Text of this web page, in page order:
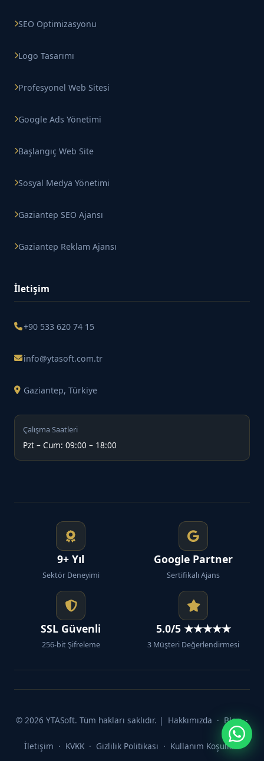
SEO Optimizasyonu
Logo Tasarımı
Profesyonel Web Sitesi
Google Ads Yönetimi
Başlangıç Web Site
Sosyal Medya Yönetimi
Gaziantep SEO Ajansı
Gaziantep Reklam Ajansı
İletişim
+90 533 620 74 15
info@ytasoft.com.tr
Gaziantep, Türkiye
Çalışma Saatleri
Pzt – Cum: 09:00 – 18:00
9+ Yıl
Sektör Deneyimi
Google Partner
Sertifikalı Ajans
SSL Güvenli
256-bit Şifreleme
5.0/5 ★★★★★
3 Müşteri Değerlendirmesi
© 2026 YTASoft. Tüm hakları saklıdır. | Hakkımızda · Blog ·
İletişim · KVKK · Gizlilik Politikası · Kullanım Koşulları